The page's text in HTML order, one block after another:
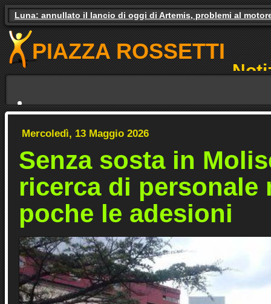
Luna: annullato il lancio di oggi di Artemis, problemi al
Gas e luce, il governo studia gli aiuti. Il pressing dei partiti
PIAZZA ROSSETTI
Mercoledì, 13 Maggio 2026
Senza sosta in
ricerca di personale
poche le adesioni